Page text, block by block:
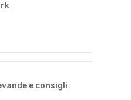
e consigli